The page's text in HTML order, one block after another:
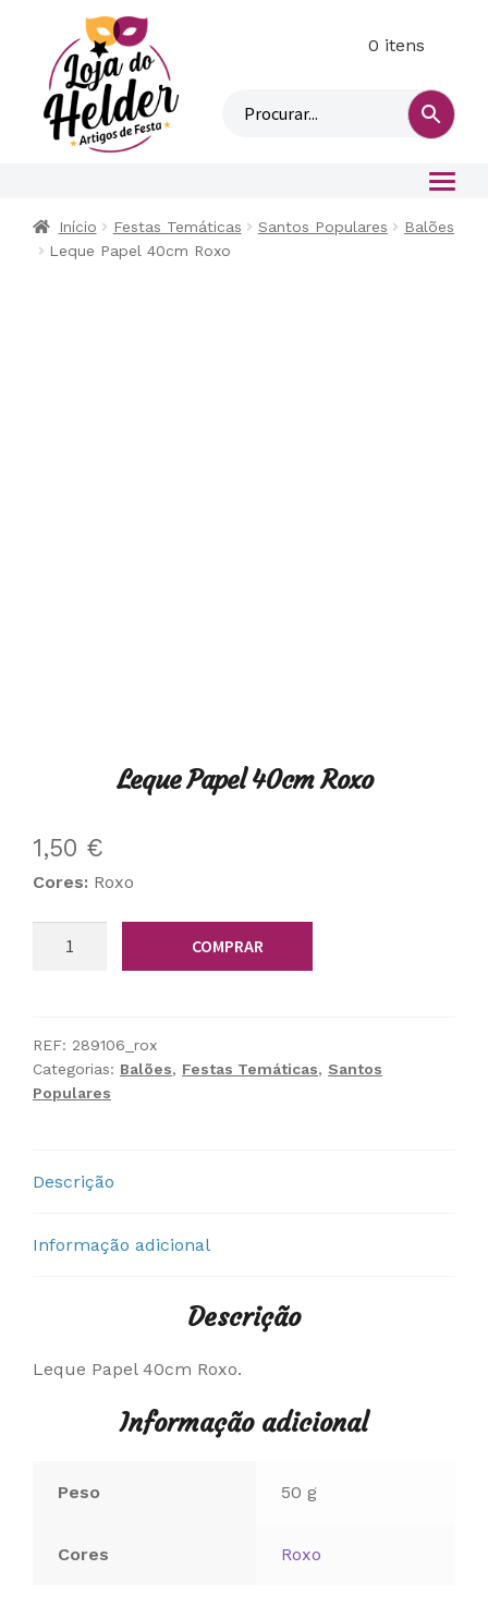
n
0 itens
Início Festas Temáticas Santos Populares
Balões
Leque Papel 40cm Roxo
Leque Papel 40cm Roxo
1,50 €
Cores: Roxo
40cm
Roxo
COMPRAR
REF: 289106_rox
Categorias: Balões, Festas Temáticas, Santos
Populares
Descrição
Informação adicional
Descrição
Leque Papel 40cm Roxo.
Informação adicional
Peso 50 g
Cores Roxo